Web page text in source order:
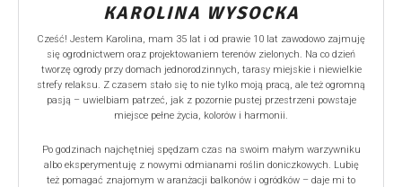
KAROLINA WYSOCKA
Cześć! Jestem Karolina, mam 35 lat i od prawie 10 lat zawodowo zajmuję
się ogrodnictwem oraz projektowaniem terenów zielonych. Na co dzień
tworzę ogrody przy domach jednorodzinnych, tarasy miejskie i niewielkie
strefy relaksu. Z czasem stało się to nie tylko moją pracą, ale też ogromną
pasją – uwielbiam patrzeć, jak z pozornie pustej przestrzeni powstaje
miejsce pełne życia, kolorów i harmonii.
Po godzinach najchętniej spędzam czas na swoim małym warzywniku
albo eksperymentuję z nowymi odmianami roślin doniczkowych. Lubię
też pomagać znajomym w aranżacji balkonów i ogródków – daje mi to